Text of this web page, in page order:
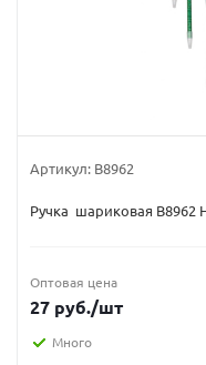
Артикул: B8962
Ручка шариковая B8962
Оптовая цена
27 руб./шт
Много